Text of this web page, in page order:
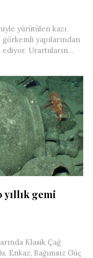
yürütülen kazı
görkemli yapılarından
ediyor. Urartuların...
yıllık gemi
Klasik Çağ
Enkaz, Bağımsız Güç